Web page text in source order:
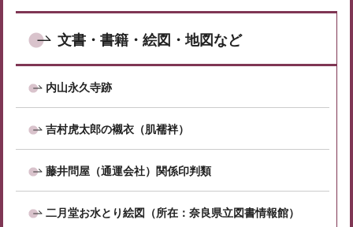
文書・書籍・絵図・地図など
内山永久寺跡
吉村虎太郎の襯衣（肌襦袢）
藤井問屋（通運会社）関係印判類
二月堂お水とり絵図（所在：奈良県立図書情報館）